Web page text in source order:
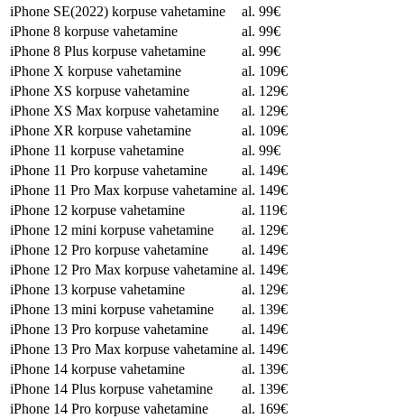
iPhone SE(2022) korpuse vahetamine
al. 99€
iPhone 8 korpuse vahetamine
al. 99€
iPhone 8 Plus korpuse vahetamine
al. 99€
iPhone X korpuse vahetamine
al. 109€
iPhone XS korpuse vahetamine
al. 129€
iPhone XS Max korpuse vahetamine
al. 129€
iPhone XR korpuse vahetamine
al. 109€
iPhone 11 korpuse vahetamine
al. 99€
iPhone 11 Pro korpuse vahetamine
al. 149€
iPhone 11 Pro Max korpuse vahetamine al. 149€
iPhone 12 korpuse vahetamine
al. 119€
iPhone 12 mini korpuse vahetamine
al. 129€
iPhone 12 Pro korpuse vahetamine
al. 149€
iPhone 12 Pro Max korpuse vahetamine al. 149€
iPhone 13 korpuse vahetamine
al. 129€
iPhone 13 mini korpuse vahetamine
al. 139€
iPhone 13 Pro korpuse vahetamine
al. 149€
iPhone 13 Pro Max korpuse vahetamine al. 149€
iPhone 14 korpuse vahetamine
al. 139€
iPhone 14 Plus korpuse vahetamine
al. 139€
iPhone 14 Pro korpuse vahetamine
al. 169€